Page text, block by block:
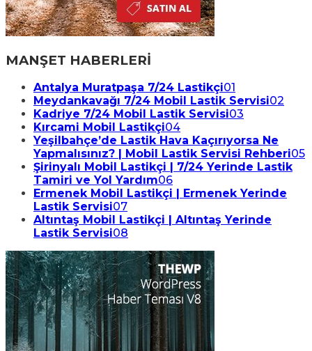
MANŞET HABERLERİ
Antalya Muratpaşa 7/24 Lastikçi01
Meydankavağı 7/24 Mobil Lastik Servisi02
Kadriye 7/24 Mobil Lastik Servisi03
Kırcami Mobil Lastikçi04
Yeşilbahçe’de Lastik Hava Kaçırıyorsa Ne
Yapmalısınız? | Mobil Lastik Servisi Rehberi05
Şirinyalı Mobil Lastikçi | 7/24 Yerinde Lastik
Tamiri ve Yol Yardım06
Ermenek Mobil Lastikçi | Ermenek Yerinde
Lastik Servisi07
Altıntaş Mobil Lastikçi | Altıntaş Yerinde
Lastik Servisi08